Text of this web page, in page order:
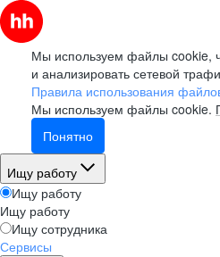
Мы используем файлы cookie,
и анализировать сетевой
Правила использования
Мы используем файлы cookie.
Понятно
Ищу работу
Ищу работу
Ищу работу
Ищу сотрудника
Сервисы